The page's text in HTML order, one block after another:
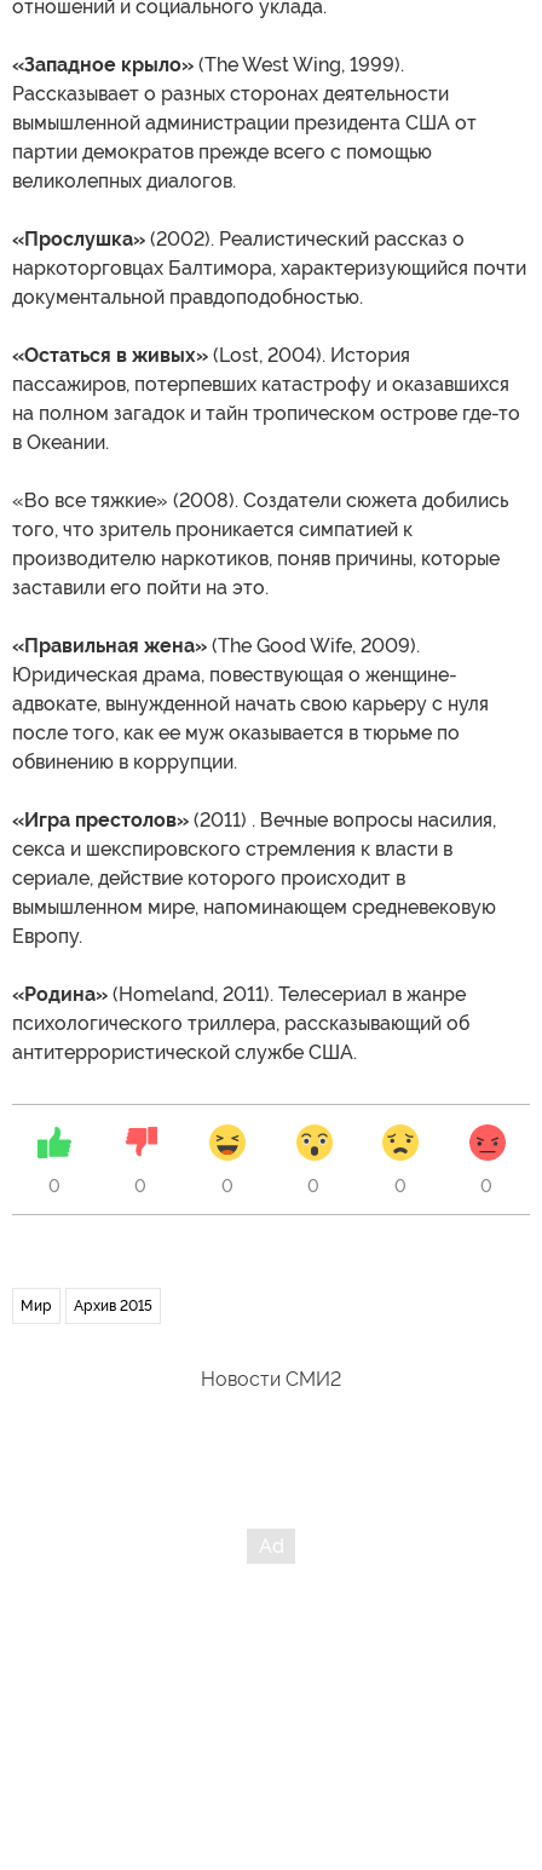
отношений и социального уклада.
«Западное крыло» (The West Wing, 1999).
Рассказывает о разных сторонах деятельности
вымышленной администрации президента США от
партии демократов прежде всего с помощью
великолепных диалогов.
«Прослушка» (2002). Реалистический рассказ о
наркоторговцах Балтимора, характеризующийся почти
документальной правдоподобностью.
«Остаться в живых» (Lost, 2004). История
пассажиров, потерпевших катастрофу и оказавшихся
на полном загадок и тайн тропическом острове где-то
в Океании.
«Во все тяжкие» (2008). Создатели сюжета добились
того, что зритель проникается симпатией к
производителю наркотиков, поняв причины, которые
заставили его пойти на это.
«Правильная жена» (The Good Wife, 2009).
Юридическая драма, повествующая о женщине-
адвокате, вынужденной начать свою карьеру с нуля
после того, как ее муж оказывается в тюрьме по
обвинению в коррупции.
«Игра престолов» (2011) . Вечные вопросы насилия,
секса и шекспировского стремления к власти в
сериале, действие которого происходит в
вымышленном мире, напоминающем средневековую
Европу.
«Родина» (Homeland, 2011). Телесериал в жанре
психологического триллера, рассказывающий об
антитеррористической службе США.
0 0 0 0 0 0
Мир Архив 2015
Новости СМИ2